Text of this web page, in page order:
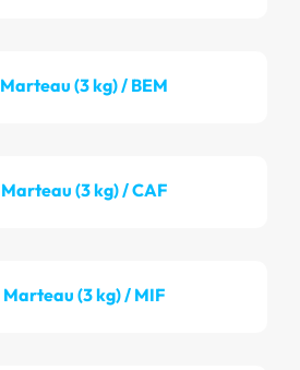
Marteau (3 kg) / BEM
Marteau (3 kg) / CAF
Marteau (3 kg) / MIF